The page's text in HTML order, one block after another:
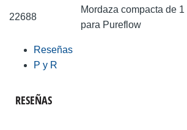
22688
Mordaza compacta de 1
para Pureflow
Reseñas
P y R
RESEÑAS